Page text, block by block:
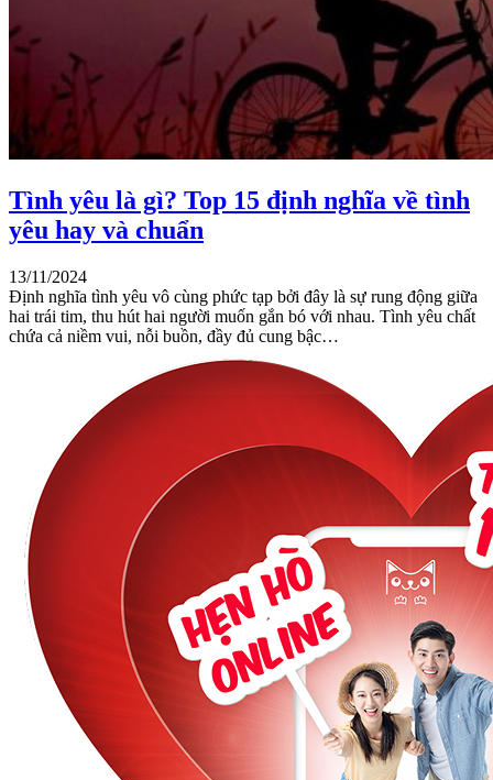
Tình yêu là gì? Top 15 định nghĩa về tình
yêu hay và chuẩn
13/11/2024
Định nghĩa tình yêu vô cùng phức tạp bởi đây là sự rung động giữa
hai trái tim, thu hút hai người muốn gắn bó với nhau. Tình yêu chất
chứa cả niềm vui, nỗi buồn, đầy đủ cung bậc…